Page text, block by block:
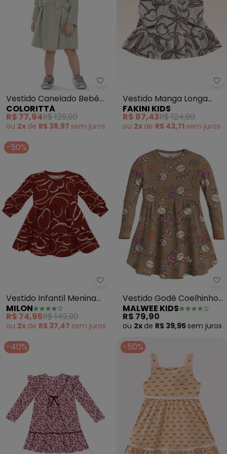
Colorittá - Vestido Canelado
Vestido Canelado Bebê
Menina Laços (Verde)
COLORITTÁ
R$ 77,94R$ 129,90
ou 2x de R$ 38,97 sem juros
Vestido Manga Longa
(Marrom)
FAKINI KIDS
R$ 87,43R$ 124,90
ou 2x de R$ 43,71 sem juros
-50%
Milon - Vestido Infantil Menina
Vestido Infantil Menina
Estampa (Marrom)
MILON
R$ 74,95R$ 149,90
ou 2x de R$ 37,47 sem juros
Vestido Godê Coelhinho
em Cotton (Marrom)
MALWEE KIDS
R$ 79,90
ou 2x de R$ 39,95 sem juros
-40% -50%